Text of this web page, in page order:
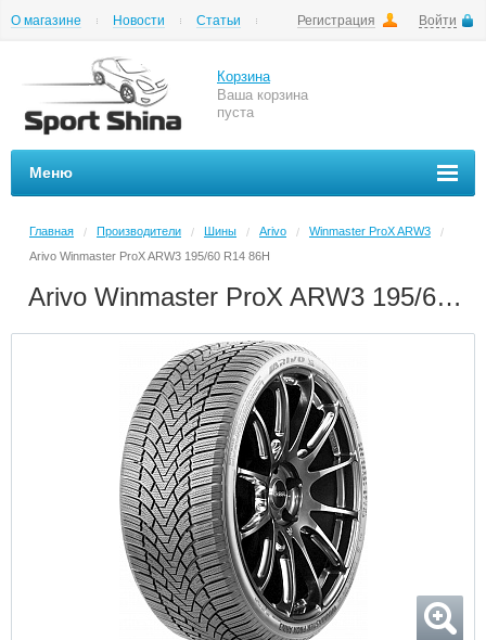
Регистрация Войти
О магазине Новости
Статьи
Корзина
Ваша корзина
пуста
Меню
Главная / Производители / Шины / Arivo / Winmaster ProX ARW3
/
Arivo Winmaster ProX ARW3 195/60 R14 86H
Arivo Winmaster ProX ARW3 195/60 R14 86H